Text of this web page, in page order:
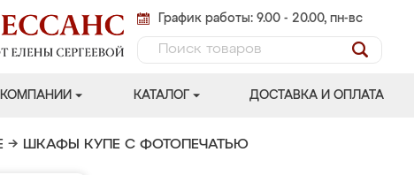
График работы: 9.00 - 20.00, пн-вс
КАТАЛОГ ДОСТАВКА И ОПЛАТА
→ ШКАФЫ КУПЕ С ФОТОПЕЧАТЬЮ